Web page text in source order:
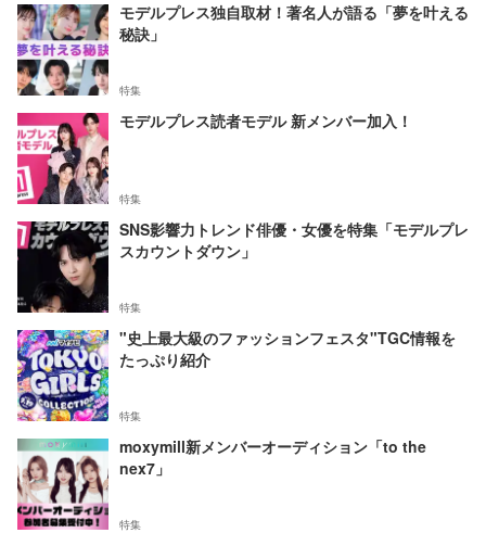
モデルプレス独自取材！著名人が語る「夢を叶える
秘訣」
特集
モデルプレス読者モデル 新メンバー加入！
特集
SNS影響力トレンド俳優・女優を特集「モデルプレ
スカウントダウン」
特集
"史上最大級のファッションフェスタ"TGC情報を
たっぷり紹介
特集
moxymill新メンバーオーディション「to the
nex7」
特集